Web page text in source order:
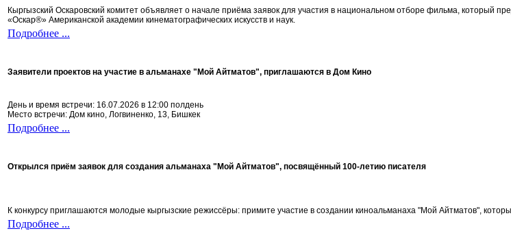
Кыргызский Оскаровский комитет объявляет о начале приёма заявок для участия в национальном отборе фильма, который
«Оскар®» Американской академии кинематографических искусств и наук.
Подробнее ...
Заявители проектов на участие в альманахе "Мой Айтматов", приглашаются в Дом Кино
День и время встречи: 16.07.2026 в 12:00 полдень
Место встречи: Дом кино, Логвиненко, 13, Бишкек
Подробнее ...
Открылся приём заявок для создания альманаха "Мой Айтматов", посвящённый 100-летию писателя
К конкурсу приглашаются молодые кыргызские режиссёры: примите участие в создании киноальманаха "Мой Айтматов",
Подробнее ...